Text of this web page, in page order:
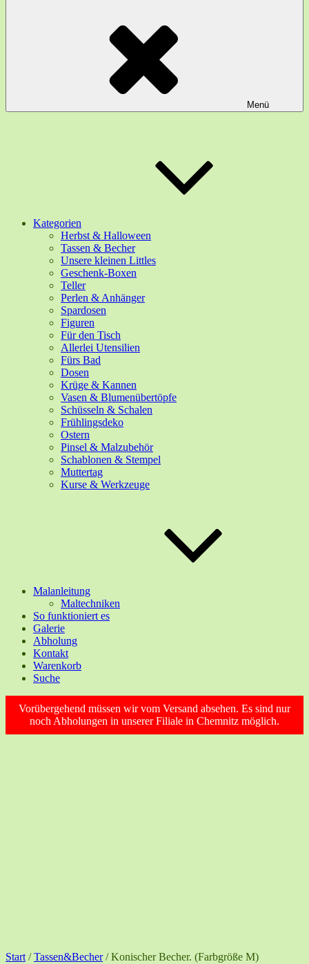
Menü
Kategorien
Herbst & Halloween
Tassen & Becher
Unsere kleinen Littles
Geschenk-Boxen
Teller
Perlen & Anhänger
Spardosen
Figuren
Für den Tisch
Allerlei Utensilien
Fürs Bad
Dosen
Krüge & Kannen
Vasen & Blumenübertöpfe
Schüsseln & Schalen
Frühlingsdeko
Ostern
Pinsel & Malzubehör
Schablonen & Stempel
Muttertag
Kurse & Werkzeuge
Malanleitung
Maltechniken
So funktioniert es
Galerie
Abholung
Kontakt
Warenkorb
Suche
Vorübergehend müssen wir vom Versand absehen. Es sind nur
noch Abholungen in unserer Filiale in Chemnitz möglich.
Start /Tassen&Becher/ Konischer Becher. (Farbgröße M)